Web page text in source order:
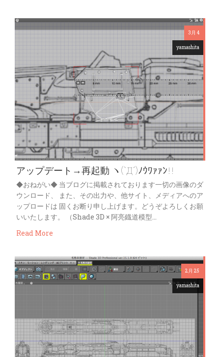
3月 4
yamashita
アップデート→再起動 ヽ(`Д´)ﾉｳﾜｧｧﾝ!!
◆おねがい◆ 当ブログに掲載されております一切の画像のダ
ウンロード、 また、その出力や、他サイト、メディアへのア
ップロードは 固くお断り申し上げます。どうぞよろしくお願
いいたします。 （Shade 3D × 阿亮鐡道模型…
Read More
2月 25
yamashita